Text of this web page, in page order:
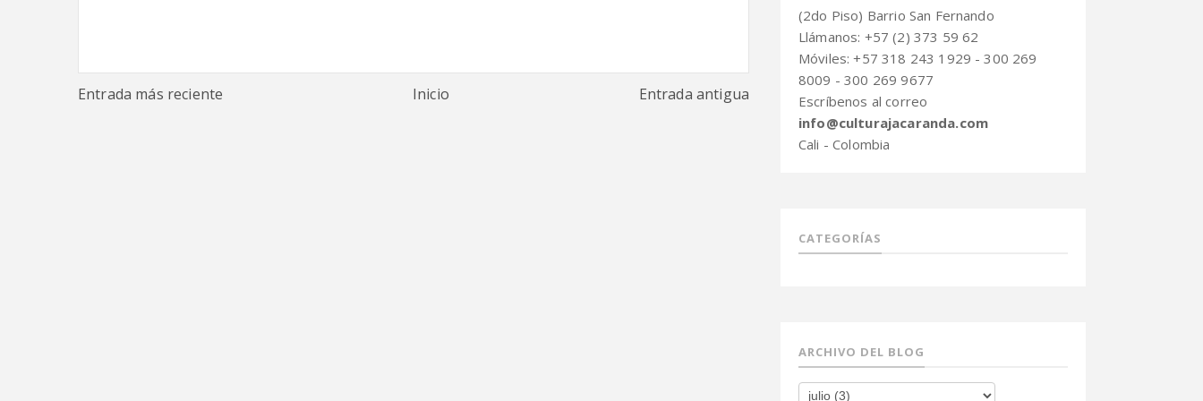
Entrada más reciente Inicio Entrada antigua
(2do Piso) Barrio San Fernando
Llámanos: +57 (2) 373 59 62
Móviles: +57 318 243 1929 - 300 269
8009 - 300 269 9677
Escríbenos al correo
info@culturajacaranda.com
Cali - Colombia
CATEGORÍAS
ARCHIVO DEL BLOG